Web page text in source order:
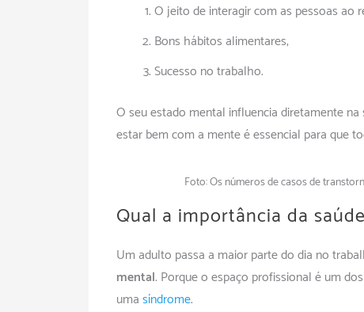
O jeito de interagir com as pessoas ao
Bons hábitos alimentares;
Sucesso no trabalho.
O seu estado mental influencia diretamente
estar bem com a mente é essencial para que
Foto: Os números de casos de
Qual a importância da
Um adulto passa a maior parte do dia no
mental. Porque o espaço profissional é um
umasíndrome.